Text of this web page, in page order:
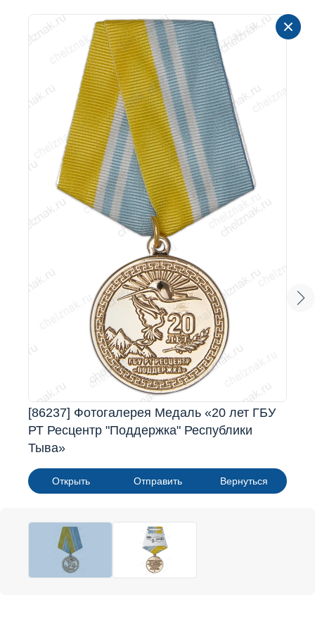
[86237] Фотогалерея Медаль «20 лет ГБУ
РТ Ресцентр "Поддержка" Республики
Тыва»
Открыть Отправить Вернуться